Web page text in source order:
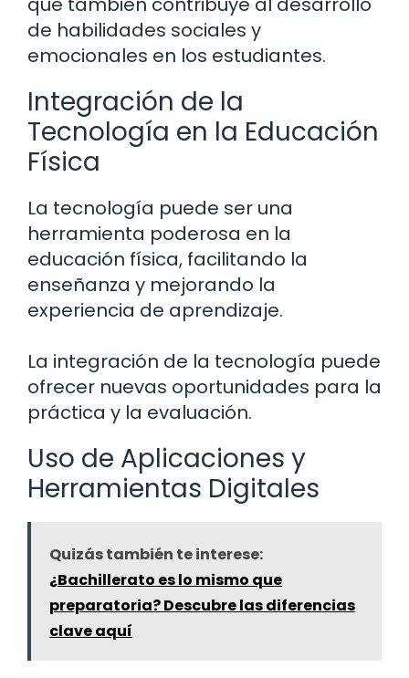
de habilidades sociales y
emocionales en los estudiantes.
Integración de la
Tecnología en la Educación
Física
La tecnología puede ser una
herramienta poderosa en la
educación física, facilitando la
enseñanza y mejorando la
experiencia de aprendizaje.
La integración de la tecnología puede
ofrecer nuevas oportunidades para la
práctica y la evaluación.
Uso de Aplicaciones y
Herramientas Digitales
Quizás también te interese:
¿Bachillerato es lo mismo que
preparatoria? Descubre las diferencias
clave aquí